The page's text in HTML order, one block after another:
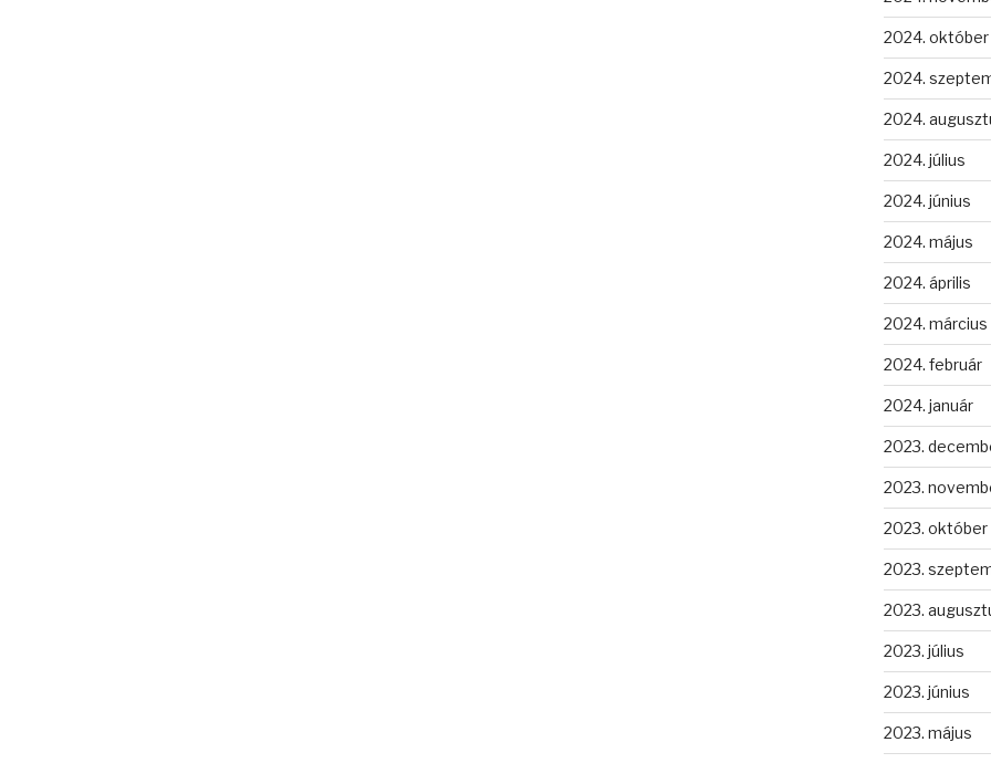
2024. október
2024.
2024.
2024. július
2024. június
2024. május
2024. április
2024. március
2024. február
2024. január
2023.
2023.
2023. október
2023.
2023.
2023. július
2023. június
2023. május